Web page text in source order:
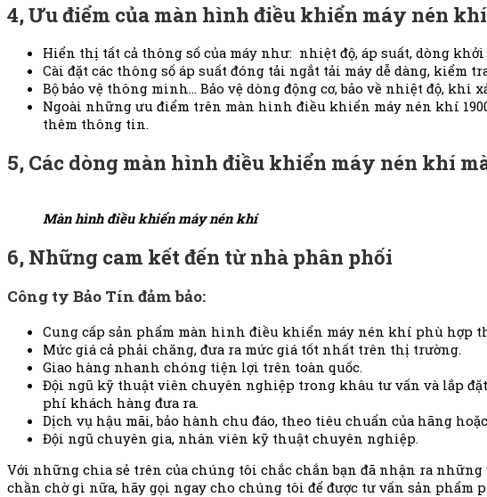
4, Ưu điểm của màn hình điều khiển máy nén khí
Hiển thị tất cả thông số của máy như: nhiệt độ, áp suất, dòng
Cài đặt các thông số áp suất đóng tải ngắt tải máy dễ dàng, kiểm
Bộ bảo vệ thông minh… Bảo vệ dòng động cơ, bảo về nhiệt độ, khi
Ngoài những ưu điểm trên màn hình điều khiển máy nén khí
thêm thông tin.
5, Các dòng màn hình điều khiển máy nén khí
Màn hình điều khiển máy nén khí
6, Những cam kết đến từ nhà phân phối
Công ty Bảo Tín đảm bảo:
Cung cấp sản phẩm màn hình điều khiển máy nén khí phù hợp
Mức giá cả phải chăng, đưa ra mức giá tốt nhất trên thị trường.
Giao hàng nhanh chóng tiện lợi trên toàn quốc.
Đội ngũ kỹ thuật viên chuyên nghiệp trong khâu tư vấn và lắp
phí khách hàng đưa ra.
Dịch vụ hậu mãi, bảo hành chu đáo, theo tiêu chuẩn của hãng
Đội ngũ chuyên gia, nhân viên kỹ thuật chuyên nghiệp.
Với những chia sẻ trên của chúng tôi chắc chắn bạn đã nhận ra
chần chờ gì nữa, hãy gọi ngay cho chúng tôi để được tư vấn sản phẩm